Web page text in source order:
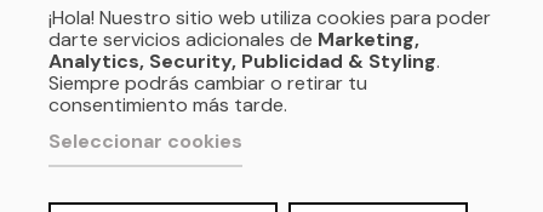
Política de privacidad y Aviso Legal
Cookies
¡Hola! Nuestro sitio web utiliza cookies para poder
darte servicios adicionales de Marketing,
Analytics, Security, Publicidad & Styling.
Siempre podrás cambiar o retirar tu
consentimiento más tarde.
Seleccionar cookies